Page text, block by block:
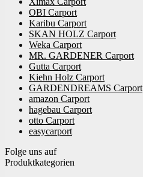
OBI Carport
Karibu Carport
SKAN HOLZ Carport
Weka Carport
MR. GARDENER Carport
Gutta Carport
Kiehn Holz Carport
GARDENDREAMS Carport
amazon Carport
hagebau Carport
otto Carport
easycarport
Folge uns auf
Produktkategorien